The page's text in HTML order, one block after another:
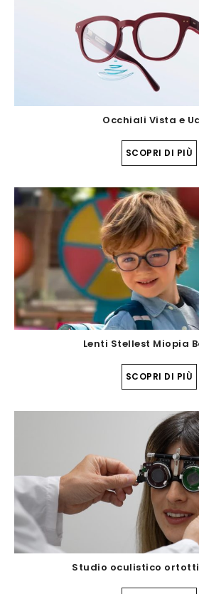
Occhiali Vista e
SCOPRI DI PIÙ
Lenti Stellest Miopia
SCOPRI DI PIÙ
Studio oculistico